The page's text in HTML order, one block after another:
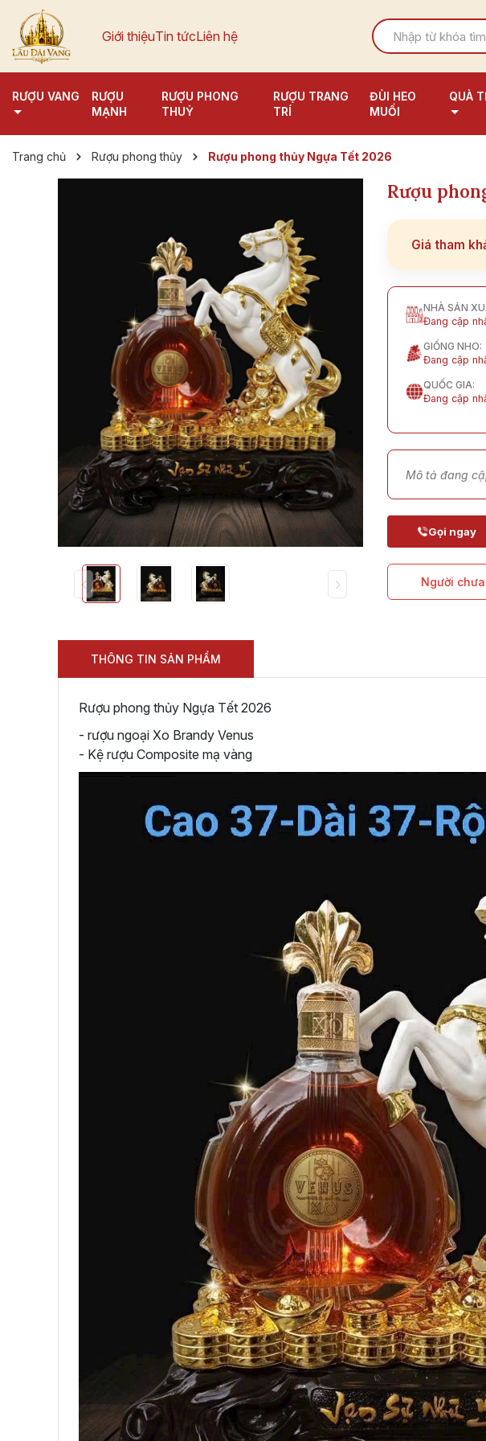
Giới thiệuTin tứcLiên hệ
RƯỢU VANG
RƯỢU
MẠNH
RƯỢU PHONG
THUỶ
RƯỢU TRANG
TRÍ
ĐÙI HEO
MUỐI
QUÀ
Trang chủ Rượu phong thủy Rượu phong thủy Ngựa Tết 2026
Rượu
Giá tham
NHÀ SẢN
Đang cập
GIỐNG NHO:
Đang cập
QUỐC GIA:
Đang cập
Mô tả đang
Người
THÔNG TIN SẢN PHẨM
Rượu phong thủy Ngựa Tết 2026
- rượu ngoại Xo Brandy Venus
- Kệ rượu Composite mạ vàng